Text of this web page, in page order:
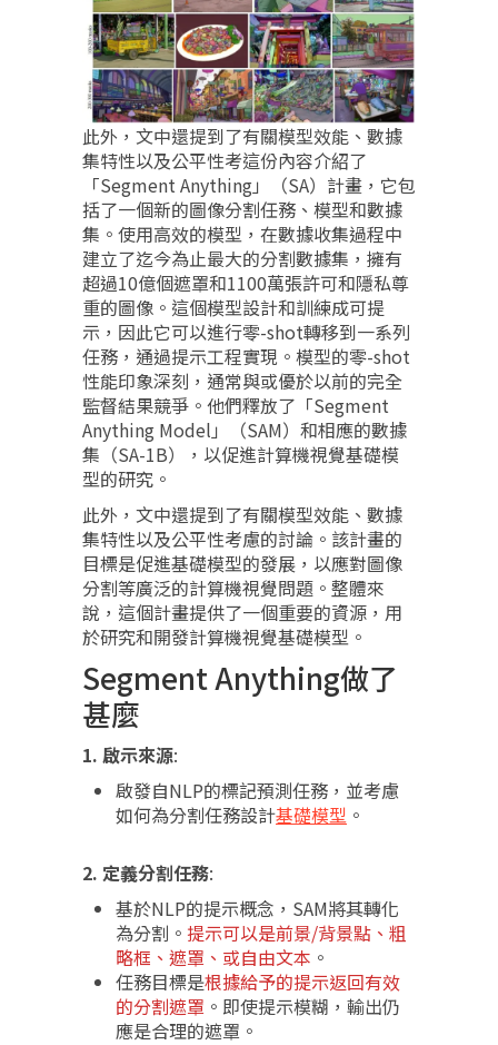
此外，文中還提到了有關模型效能、數據
集特性以及公平性考這份內容介紹了
「Segment Anything」（SA）計畫，它包
括了一個新的圖像分割任務、模型和數據
集。使用高效的模型，在數據收集過程中
建立了迄今為止最大的分割數據集，擁有
超過10億個遮罩和1100萬張許可和隱私尊
重的圖像。這個模型設計和訓練成可提
示，因此它可以進行零-shot轉移到一系列
任務，通過提示工程實現。模型的零-shot
性能印象深刻，通常與或優於以前的完全
監督結果競爭。他們釋放了「Segment
Anything Model」（SAM）和相應的數據
集（SA-1B），以促進計算機視覺基礎模
型的研究。
此外，文中還提到了有關模型效能、數據
集特性以及公平性考慮的討論。該計畫的
目標是促進基礎模型的發展，以應對圖像
分割等廣泛的計算機視覺問題。整體來
說，這個計畫提供了一個重要的資源，用
於研究和開發計算機視覺基礎模型。
Segment Anything做了
甚麼
1. 啟示來源:
啟發自NLP的標記預測任務，並考慮
如何為分割任務設計基礎模型 。
2. 定義分割任務:
基於NLP的提示概念，SAM將其轉化
為分割。 提示可以是前景/背景點、粗
略框、遮罩、或自由文本 。
任務目標是根據給予的提示返回有效
的分割遮罩 。即使提示模糊，輸出仍
應是合理的遮罩。